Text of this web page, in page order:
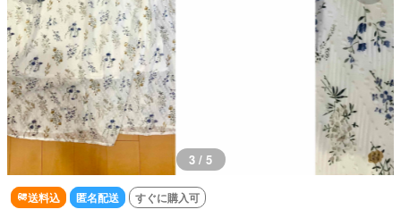
3 / 5
送料込 匿名配送 すぐに購入可